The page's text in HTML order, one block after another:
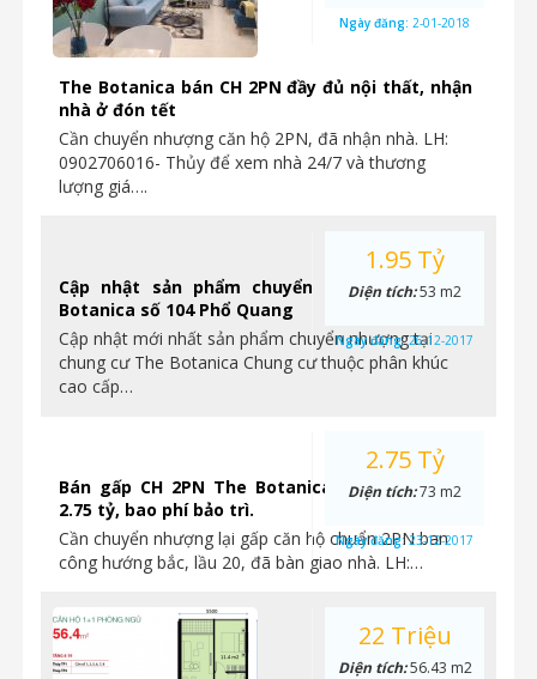
The Botanica bán CH 2PN đầy đủ nội thất, nhận
nhà ở đón tết
Cần chuyển nhượng căn hộ 2PN, đã nhận nhà. LH:
0902706016- Thủy để xem nhà 24/7 và thương
lượng giá….
Ngày đăng: 2-01-2018
Cập nhật sản phẩm chuyển nhượng tại The
Botanica số 104 Phổ Quang
Cập nhật mới nhất sản phẩm chuyển nhượng tại
chung cư The Botanica Chung cư thuộc phân khúc
cao cấp…
1.95 Tỷ
Diện tích:53 m2
Ngày đăng:26-12-2017
Bán gấp CH 2PN The Botanica, lầu 20, giá chỉ
2.75 tỷ, bao phí bảo trì.
Cần chuyển nhượng lại gấp căn hộ chuẩn 2PN ban
công hướng bắc, lầu 20, đã bàn giao nhà. LH:…
2.75 Tỷ
Diện tích:73 m2
Ngày đăng:23-12-2017
22 Triệu
Diện tích:56.43 m2